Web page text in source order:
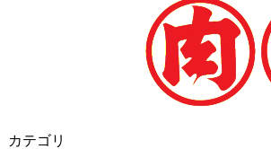
カテゴリ